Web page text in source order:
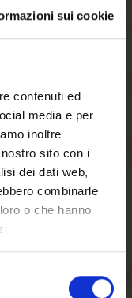
sui cookie
contenuti ed
media e per
inoltre
sito con i
dei dati web,
combinarle
o che hanno
trascorrere insieme
ospiti vengono